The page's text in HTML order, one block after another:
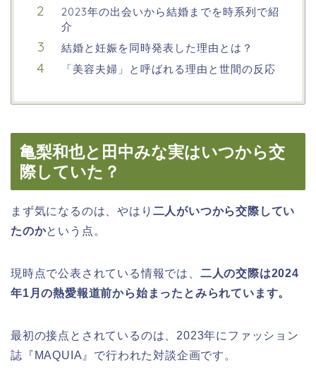
2023年の出会いから結婚までを時系列で紹
介
結婚と妊娠を同時発表した理由とは？
「美容夫婦」と呼ばれる理由と世間の反応
亀梨和也と田中みな実はいつから交
際していた？
まず気になるのは、やはり 二人がいつから交際してい
たのかという点。
現時点で公表されている情報では、 二人の交際は2024
年1月の熱愛報道前から始まったとみられています。
最初の接点とされているのは、2023年にファッション
誌『MAQUIA』で行われた対談企画です。